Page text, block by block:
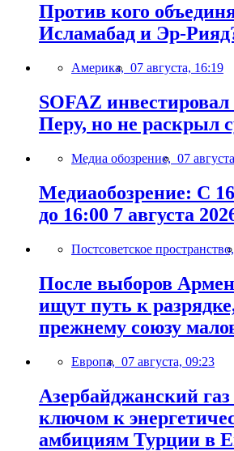
Против кого
Исламабад и Эр-
Америка, 07 августа, 16:19
SOFAZ инвестировал
Перу, но не раскрыл
Медиа обозрение, 07
Медиаобозрение: С
до 16:00 7 августа
Постсоветское пространство,
После выборов
ищут путь к
прежнему союзу
Европа, 07 августа, 09:23
Азербайджанский газ
ключом к
амбициям Турции в